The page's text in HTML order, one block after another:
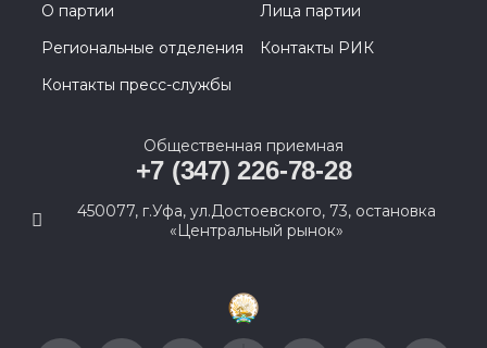
О партии
Лица партии
Региональные отделения
Контакты РИК
Контакты пресс-службы
Общественная приемная
+7 (347) 226-78-28
450077, г.Уфа, ул.Достоевского, 73, остановка
«Центральный рынок»